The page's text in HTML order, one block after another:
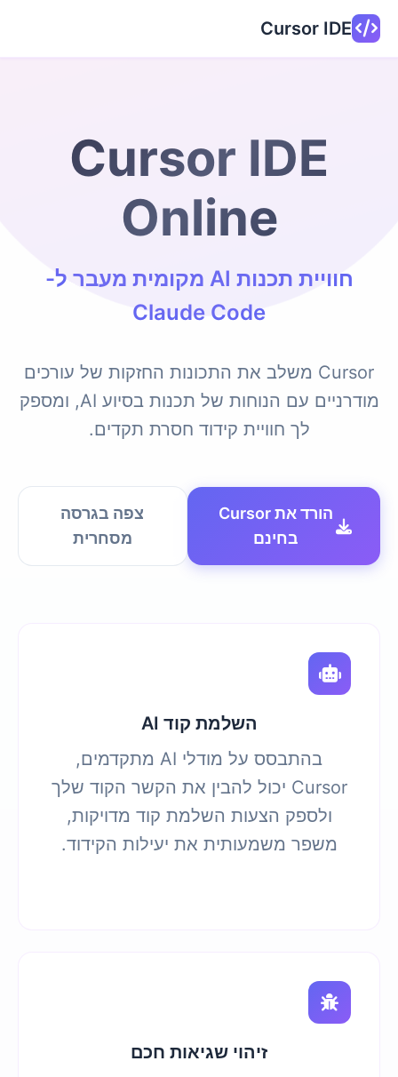
Cursor IDE
Cursor IDE
Online
חוויית תכנות AI מקומית מעבר ל-
Claude Code
Cursor משלב את התכונות החזקות של עורכים
מודרניים עם הנוחות של תכנות בסיוע AI, ומספק
לך חוויית קידוד חסרת תקדים.
הורד את Cursor
בחינם
צפה בגרסה
מסחרית
השלמת קוד AI
בהתבסס על מודלי AI מתקדמים,
Cursor יכול להבין את הקשר הקוד שלך
ולספק הצעות השלמת קוד מדויקות,
משפר משמעותית את יעילות הקידוד.
זיהוי שגיאות חכם